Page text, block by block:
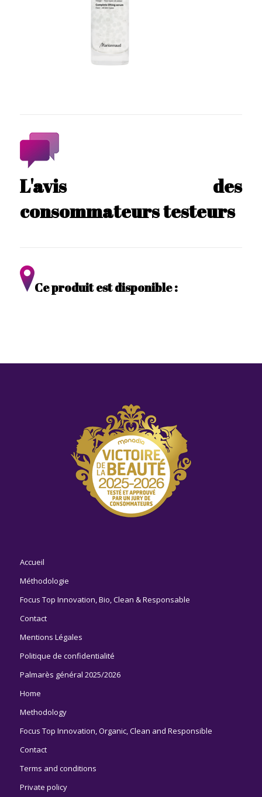
L'avis des
consommateurs testeurs
Ce produit est disponible :
Accueil
Méthodologie
Focus Top Innovation, Bio, Clean & Responsable
Contact
Mentions Légales
Politique de confidentialité
Palmarès général 2025/2026
Home
Methodology
Focus Top Innovation, Organic, Clean and Responsible
Contact
Terms and conditions
Private policy